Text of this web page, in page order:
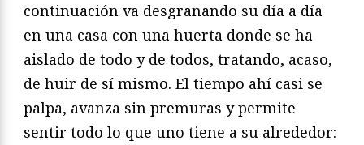
continuación va desgranando su día a día
en una casa con una huerta donde se ha
aislado de todo y de todos, tratando, acaso,
de huir de sí mismo. El tiempo ahí casi se
palpa, avanza sin premuras y permite
sentir todo lo que uno tiene a su alrededor: